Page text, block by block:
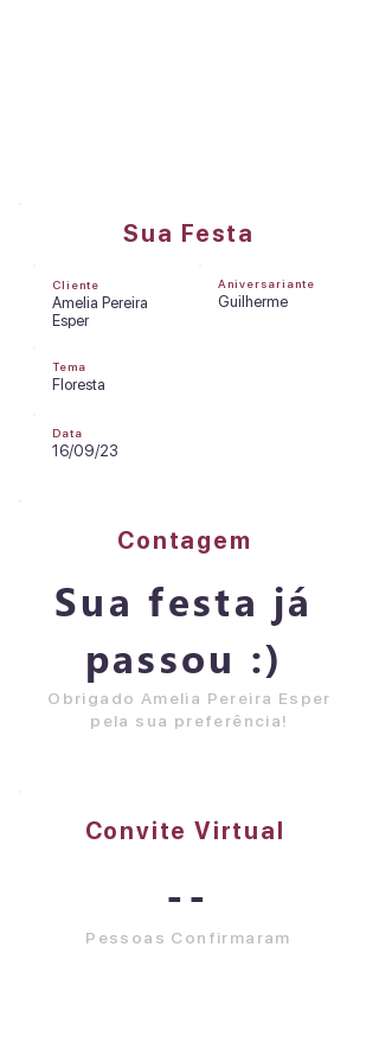
Convite Virtual
--
Pessoas Confirmaram
Contagem
Sua festa já
passou :)
Obrigado Amelia Pereira Esper
pela sua preferência!
Sua Festa
Cliente
Amelia Pereira
Esper
Aniversariante
Guilherme
Tema
Floresta
Data
16/09/23